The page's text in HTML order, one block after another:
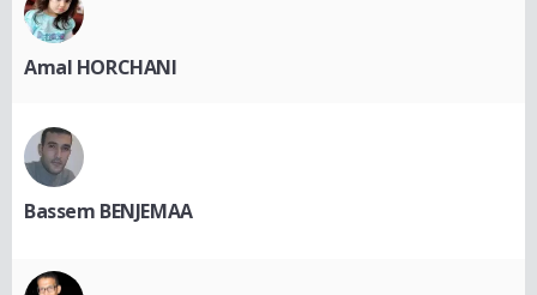
Amal HORCHANI
Bassem BENJEMAA